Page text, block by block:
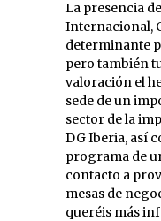
La presencia
Internacional,
determinante
pero también
valoración el
sede de un
sector de la
DG Iberia, así
programa de
contacto a
mesas de
queréis más